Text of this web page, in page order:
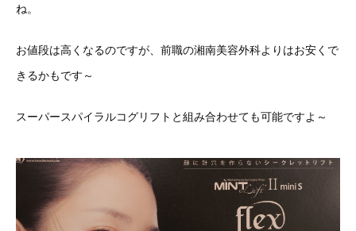
ね。
お値段は高くなるのですが、前職の湘南美容外科よりはお安くで
きるかもです～
スーパースパイラルコグリフトと組み合わせても可能ですよ～